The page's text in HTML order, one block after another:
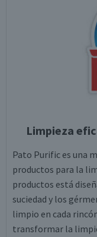
Limpieza
Pato Purific es una
productos para la
productos está
suciedad y los
limpio en cada
transformar la